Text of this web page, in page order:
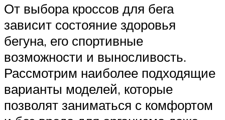
От выбора кроссов для бега
зависит состояние здоровья
бегуна, его спортивные
возможности и выносливость.
Рассмотрим наиболее подходящие
варианты моделей, которые
позволят заниматься с комфортом